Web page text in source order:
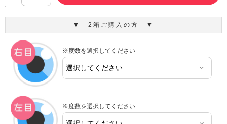
▼ 2箱ご購入の方 ▼
※度数を選択してください
※度数を選択してください